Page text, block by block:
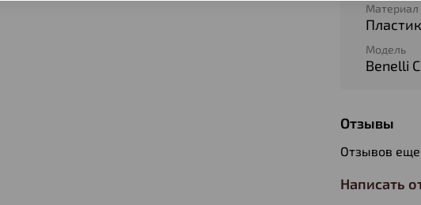
Пластик
Модель
Benelli
Отзывы
Отзывов еще
Написать